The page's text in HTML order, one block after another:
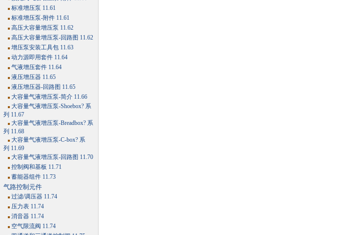
标准增压泵 11.61
标准增压泵-附件 11.61
高压大容量增压泵 11.62
高压大容量增压泵-回路图 11.62
增压泵安装工具包 11.63
动力源即用套件 11.64
气液增压套件 11.64
液压增压器 11.65
液压增压器-回路图 11.65
大容量气液增压泵-简介 11.66
大容量气液增压泵-Shoebox? 系
列 11.67
大容量气液增压泵-Breadbox? 系
列 11.68
大容量气液增压泵-C-box? 系
列 11.69
大容量气液增压泵-回路图 11.70
控制阀和基板 11.71
蓄能器组件 11.73
气路控制元件
过滤/调压器 11.74
压力表 11.74
消音器 11.74
空气限流阀 11.74